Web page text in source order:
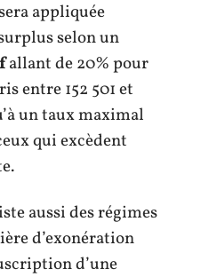
appliquée
selon un
allant de 20% pour
entre 152 501 et
un taux maximal
qui excèdent
aussi des régimes
d’exonération
d’une